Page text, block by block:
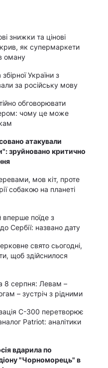
знижки та цінові
як супермаркети
оману
України з
за російську мову
обговорювати
чому це може
атакували
зруйновано критично
мов кіт, проте
собакою на планеті
вперше поїде з
Сербії: названо дату
свято сьогодні,
щоб здійснилося
8 серпня: Левам –
– зустріч з рідними
С-300 перетворює
Patriot: аналітики
вдарила по
"Чорноморець" в